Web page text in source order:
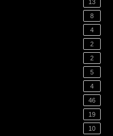
13
8
4
2
2
5
4
46
19
10